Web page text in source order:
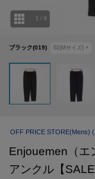
ブラック(019) 02(Mサイズ) ×
1 / 9
OFF PRICE STORE(Mens)
Enjouemen（エ
アンクル【